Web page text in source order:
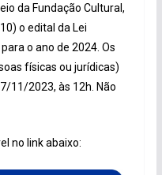
da Fundação Cultural,
o edital da Lei
o ano de 2024. Os
físicas ou jurídicas)
11/2023, às 12h. Não
no link abaixo: